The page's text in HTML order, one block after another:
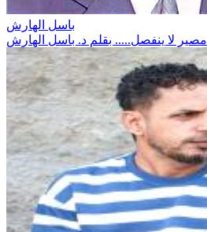
باسل الهارش
مصير لا ينفصل..... بقلم د. باسل الهارش